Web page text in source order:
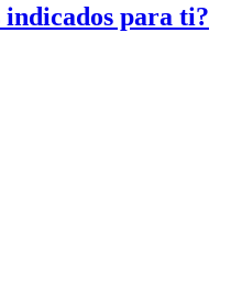
indicados para ti?